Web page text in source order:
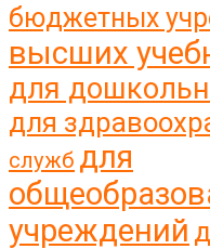
бюджетных
высших
для
для
служб для
учреждений